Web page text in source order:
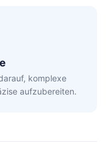
komplexe
aufzubereiten.